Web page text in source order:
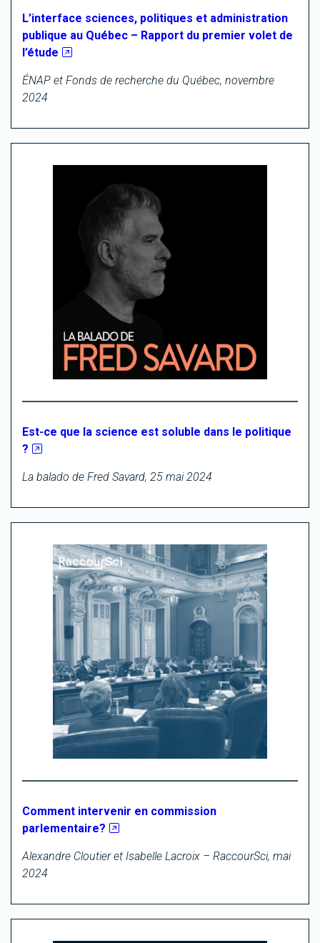
L’interface sciences, politiques et administration
publique au Québec – Rapport du premier volet de
l’étude
ÉNAP et Fonds de recherche du Québec, novembre
2024
Est-ce que la science est soluble dans le politique
?
La balado de Fred Savard, 25 mai 2024
Comment intervenir en commission
parlementaire?
Alexandre Cloutier et Isabelle Lacroix – RaccourSci, mai
2024